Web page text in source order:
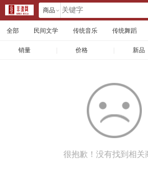
商品 󰄘
全部 民间文学 传统音乐 传统舞蹈
销量 价格 新品
很抱歉！没有找到相关